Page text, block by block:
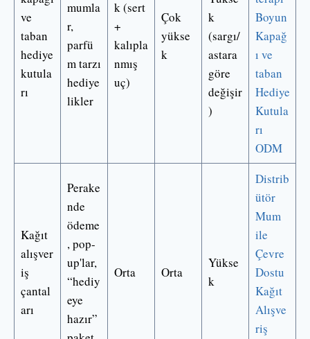
ve
taban
hediye
kutula
rı
mumla
r,
parfü
m tarzı
hediye
likler
k (sert
+
kalıpla
nmış
uç)
Çok
yükse
k
k
(sargı/
astara
göre
değişir
)
Boyun
Kapağ
ı ve
taban
Hediye
Kutula
rı
ODM
Kağıt
alışver
iş
çantal
arı
Perake
nde
ödeme
, pop-
up'lar,
“hediy
eye
hazır”
Orta Orta
Yükse
k
Distrib
ütör
Mum
ile
Çevre
Dostu
Kağıt
Alışve
riş